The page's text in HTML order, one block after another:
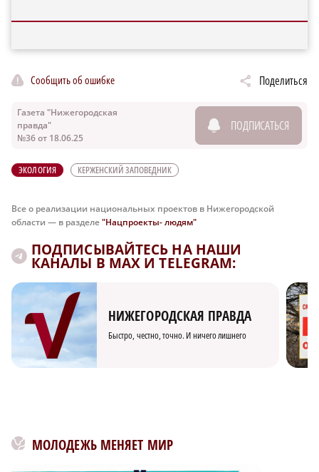
Сообщить об ошибке Поделиться
Газета "Нижегородская
правда"
№36 от 18.06.25
ПОДПИСАТЬСЯ
ЭКОЛОГИЯ КЕРЖЕНСКИЙ ЗАПОВЕДНИК
Все о реализации национальных проектов в Нижегородской
области — в разделе"Нацпроекты- людям"
ПОДПИСЫВАЙТЕСЬ НА НАШИ
КАНАЛЫ В MAX И TELEGRAM:
НИЖЕГОРОДСКАЯ ПРАВДА
Быстро, честно, точно. И ничего лишнего
МОЛОДЕЖЬ МЕНЯЕТ МИР